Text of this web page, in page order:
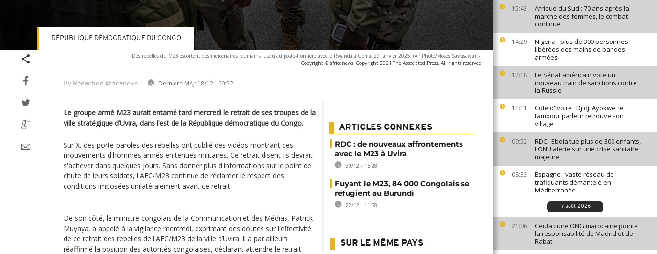
15:43
Afrique du Sud : 70 ans après la
marche des femmes, le combat
continue
14:29
Nigeria : plus de 300 personnes
libérées des mains de bandes
armées
12:18
Le Sénat américain vote un
nouveau train de sanctions contre
la Russie
11:11
Côte d'Ivoire : Djidji Ayokwe, le
tambour parleur retrouve son
village
09:52
RDC : Ebola tue plus de 300 enfants,
l'ONU alerte sur une crise sanitaire
majeure
08:33
Espagne : vaste réseau de
trafiquants démantelé en
Méditerranée
7 août 2026
21:06
Ceuta : une ONG marocaine pointe
la responsabilité de Madrid et de
Rabat
Des rebelles du M23 escortent des mercenaires roumains jusqu'au poste-frontière avec le Rwanda à Goma, 29 janvier 2025. (AP Photo/Moses Sawasawa) -
Copyright © africanews Copyright 2021 The Associated Press. All rights reserved.
By Rédaction Africanews Dernière MAJ: 18/12 - 09:52
RÉPUBLIQUE DÉMOCRATIQUE DU CONGO
Le groupe armé M23 aurait entamé tard mercredi le retrait de ses troupes de la
ville stratégique d’Uvira, dans l’est de la République démocratique du Congo.
Sur X, des porte-paroles des rebelles ont publié des vidéos montrant des
mouvements d'hommes armés en tenues militaires. Ce retrait disent-ils devrait
s'achever dans quelques jours. Sans donner plus d'informations sur le point de
chute de leurs soldats, l'AFC-M23 continue de réclamer le respect des
conditions imposées unilatéralement avant ce retrait.
De son côté, le ministre congolais de la Communication et des Médias, Patrick
Muyaya, a appelé à la vigilance mercredi, exprimant des doutes sur l'effectivité
de ce retrait des rebelles de l'AFC/M23 de la ville d’Uvira. Il a par ailleurs
réaffirmé la position des autorités congolaises, déclarant attendre le retrait
ARTICLES CONNEXES
RDC : de nouveaux affrontements
avec le M23 à Uvira
30/12 - 15:28
Fuyant le M23, 84 000 Congolais se
réfugient au Burundi
22/12 - 11:58
SUR LE MÊME PAYS